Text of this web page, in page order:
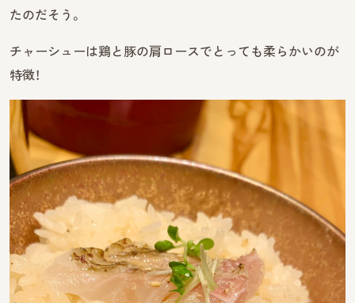
たのだそう。
チャーシューは鶏と豚の肩ロースでとっても柔らかいのが
特徴！